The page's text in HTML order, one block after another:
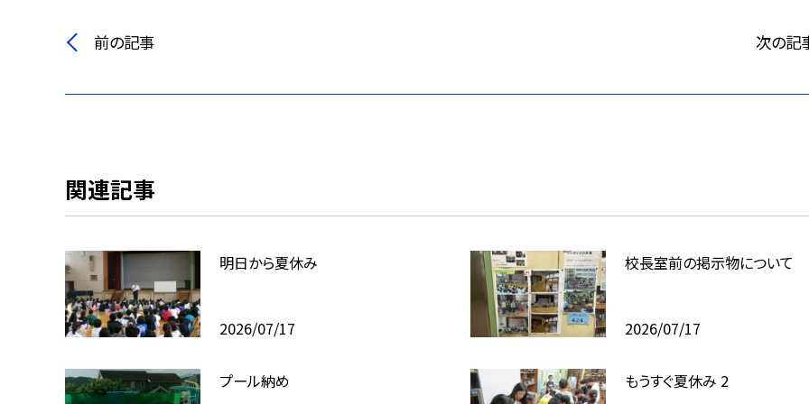
前の記事 次の記
関連記事
明日から夏休み
2026/07/17
校長室前の掲示物について
2026/07/17
プール納め もうすぐ夏休み 2